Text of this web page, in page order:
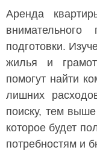
Аренда
подготовки.
жилья и
помогут найти
лишних
поиску, тем
которое будет
потребностям и